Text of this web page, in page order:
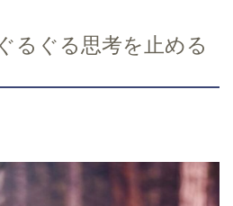
るぐる思考を止める